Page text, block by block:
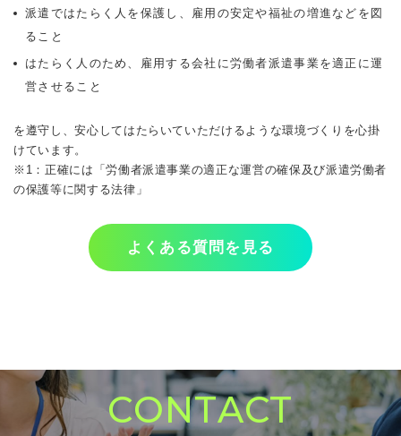
派遣ではたらく人を保護し、雇用の安定や福祉の増進などを図
ること
はたらく人のため、雇用する会社に労働者派遣事業を適正に運
営させること
を遵守し、安心してはたらいていただけるような環境づくりを心掛
けています。
※1：正確には「労働者派遣事業の適正な運営の確保及び派遣労働者
の保護等に関する法律」
よくある質問を見る
CONTACT